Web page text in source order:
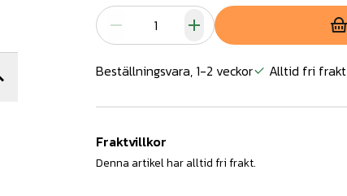
Beställningsvara, 1-2 veckor Alltid fri frakt
Fraktvillkor
Denna artikel har alltid fri frakt.